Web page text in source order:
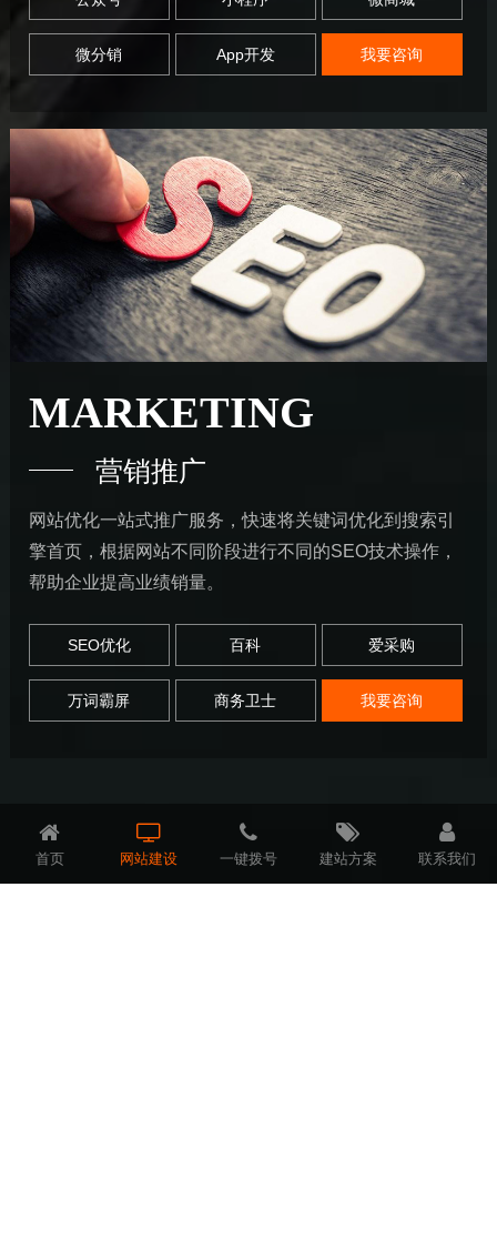
微分销 App开发 我要咨询
MARKETING
营销推广
网站优化一站式推广服务，快速将关键词优化到搜索引
擎首页，根据网站不同阶段进行不同的SEO技术操作，
帮助企业提高业绩销量。
SEO优化 百科 爱采购
万词霸屏 商务卫士 我要咨询
首页 网站建设 一键拨号 建站方案 联系我们